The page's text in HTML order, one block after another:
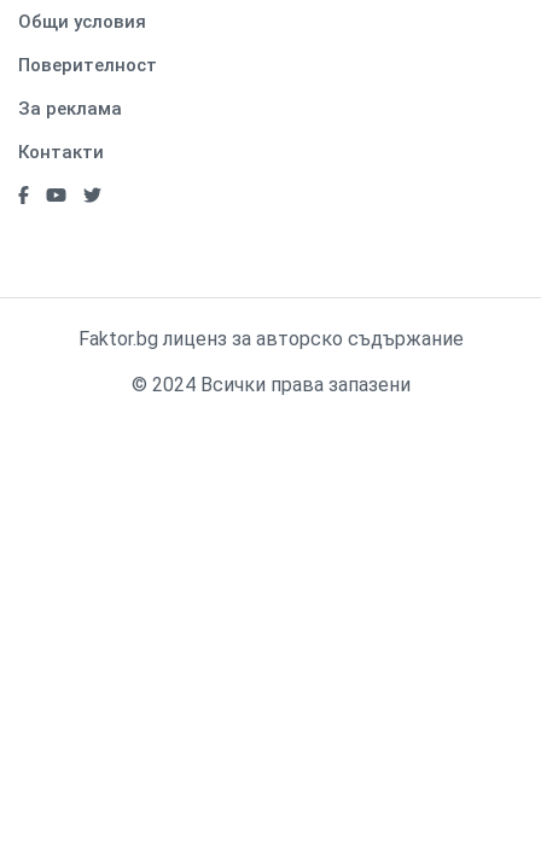
Общи условия
Поверителност
За реклама
Контакти
Faktor.bg лиценз за авторско съдържание
© 2024 Всички права запазени